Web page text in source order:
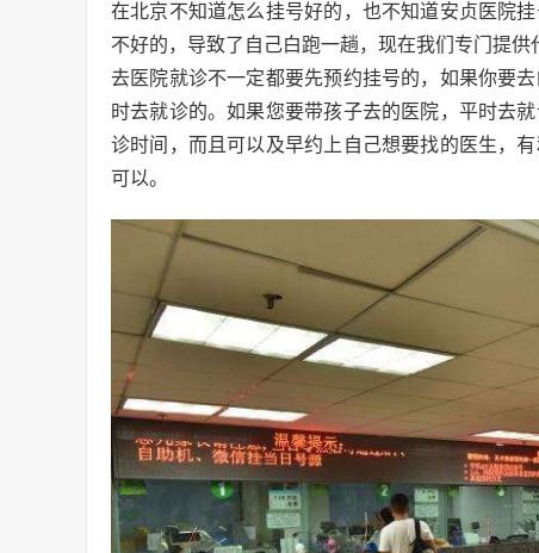
在北京不知道怎么挂号好的，也不知道安贞医院
不好的，导致了自己白跑一趟，现在我们专门提供
去医院就诊不一定都要先预约挂号的，如果你要
时去就诊的。如果您要带孩子去的医院，平时去
诊时间，而且可以及早约上自己想要找的医生，
可以。